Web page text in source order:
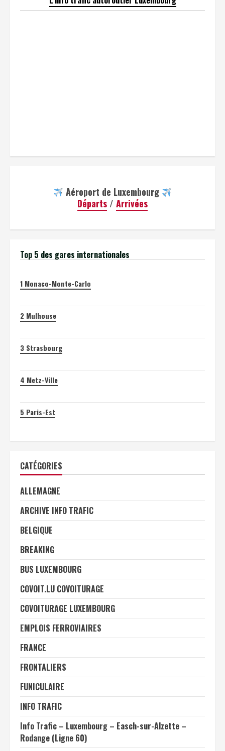
Aéroport de Luxembourg
Départs / Arrivées
Top 5 des gares internationales
1 Monaco-Monte-Carlo
2 Mulhouse
3 Strasbourg
4 Metz-Ville
5 Paris-Est
CATÉGORIES
ALLEMAGNE
ARCHIVE INFO TRAFIC
BELGIQUE
BREAKING
BUS LUXEMBOURG
COVOIT.LU COVOITURAGE
COVOITURAGE LUXEMBOURG
EMPLOIS FERROVIAIRES
FRANCE
FRONTALIERS
FUNICULAIRE
INFO TRAFIC
Info Trafic – Luxembourg – Easch-sur-Alzette –
Rodange (Ligne 60)